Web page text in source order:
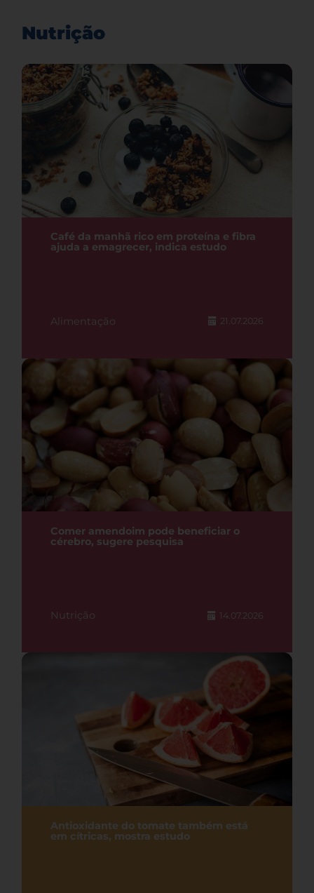
Nutrição
Café da manhã rico em proteína e fibra
ajuda a emagrecer, indica estudo
Alimentação 21.07.2026
Comer amendoim pode beneficiar o
cérebro, sugere pesquisa
Nutrição 14.07.2026
Antioxidante do tomate também está
em cítricas, mostra estudo